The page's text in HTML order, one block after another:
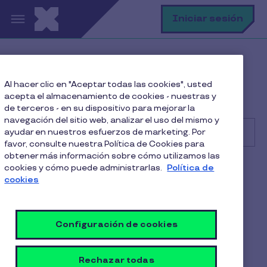
Pasar al contenido principal Iniciar sesión
Primeros pasos
¿Cómo puedo integrar mi negocio a Pluxee?
Buscar
Comercio
¿Cómo puedo integrar mi
negocio a Pluxee?
1 Min de Lectura 22 Julio 2025
Al hacer clic en "Aceptar todas las cookies", usted
acepta el almacenamiento de cookies - nuestras y
de terceros - en su dispositivo para mejorar la
navegación del sitio web, analizar el uso del mismo y
ayudar en nuestros esfuerzos de marketing. Por
favor, consulte nuestra Política de Cookies para
obtener más información sobre cómo utilizamos las
cookies y cómo puede administrarlas. Política de
cookies
Configuración de cookies
Rechazar todas